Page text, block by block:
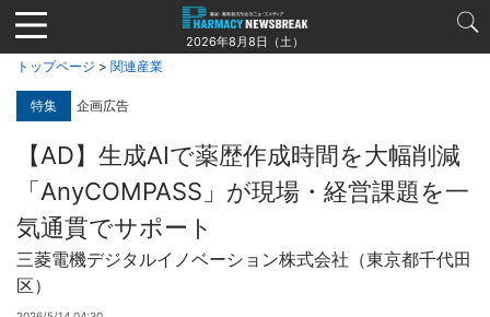
Jump
to
navigation
2026年8月8日（土）
トップページ > 関連産業
特集 企画広告
【AD】生成AIで薬歴作成時間を大幅削減
「AnyCOMPASS」が現場・経営課題を一
気通貫でサポート
三菱電機デジタルイノベーション株式会社（東京都千代田
区）